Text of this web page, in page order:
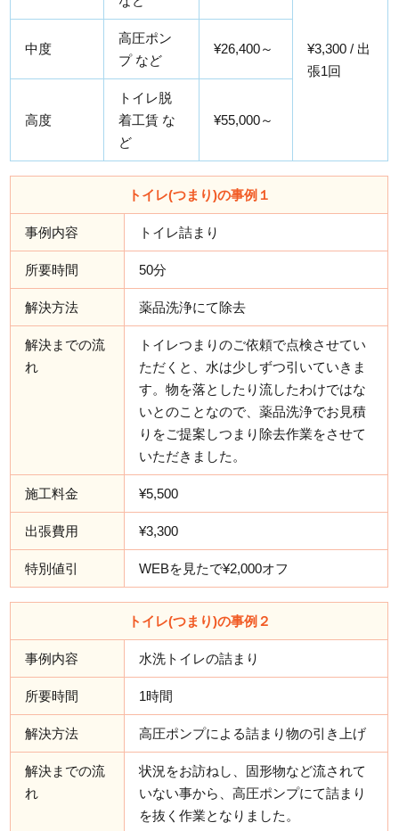
¥3,300 / 出
張1回
中度
高圧ポン
プ など
¥26,400～
高度
トイレ脱
着工賃 な
ど
¥55,000～
トイレ(つまり)の事例１
事例内容 トイレ詰まり
所要時間 50分
解決方法 薬品洗浄にて除去
解決までの流
れ
トイレつまりのご依頼で点検させてい
ただくと、水は少しずつ引いていきま
す。物を落としたり流したわけではな
いとのことなので、薬品洗浄でお見積
りをご提案しつまり除去作業をさせて
いただきました。
施工料金 ¥5,500
出張費用 ¥3,300
特別値引 WEBを見たで¥2,000オフ
トイレ(つまり)の事例２
事例内容 水洗トイレの詰まり
所要時間 1時間
解決方法 高圧ポンプによる詰まり物の引き上げ
解決までの流
れ
状況をお訪ねし、固形物など流されて
いない事から、高圧ポンプにて詰まり
を抜く作業となりました。